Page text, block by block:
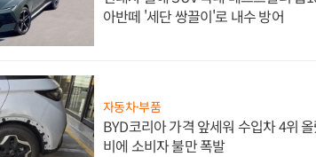
아반떼 '세단 쌍끌이'로 내수 방어
자동차·부품
BYD코리아 가격 앞세워 수입차 4위
비에 소비자 불만 폭발